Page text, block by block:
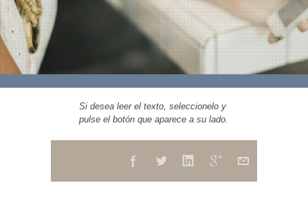
Si desea leer el texto, seleccionelo y
pulse el botón que aparece a su lado.